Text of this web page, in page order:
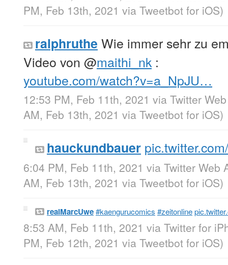
PM, Feb 13th, 2021 via Tweetbot for iΟS)
ralphruthe Wie immer sehr zu
Video von @maithi_nk:
youtube.com/watch?v=a_NpJU…
12:53 PM, Feb 11th, 2021 via Twitter
AM, Feb 13th, 2021 via Tweetbot for iΟS)
hauckundbauer
6:04 PM, Feb 11th, 2021 via Twitter Web
AM, Feb 13th, 2021 via Tweetbot for iΟS)
realMarcUwe#kaengurucomics #zeitonline
8:53 AM, Feb 11th, 2021 via Twitter for
PM, Feb 12th, 2021 via Tweetbot for iΟS)